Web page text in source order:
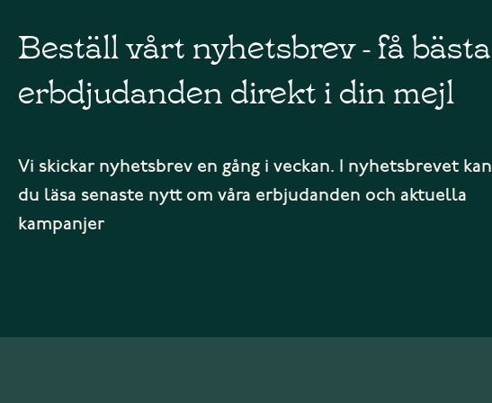
Beställ vårt nyhetsbrev - få bästa
erbdjudanden direkt i din mejl
Vi skickar nyhetsbrev en gång i veckan. I nyhetsbrevet kan
du läsa senaste nytt om våra erbjudanden och aktuella
kampanjer